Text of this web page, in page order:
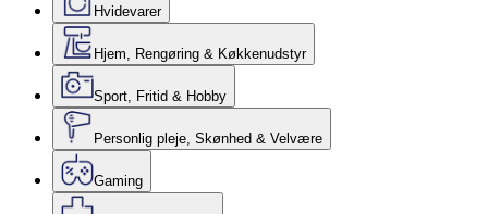
Hvidevarer
Hjem, Rengøring & Køkkenudstyr
Sport, Fritid & Hobby
Personlig pleje, Skønhed & Velvære
Gaming